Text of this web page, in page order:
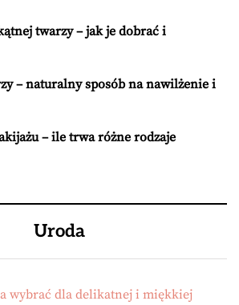
twarzy – jak je dobrać i
– naturalny sposób na nawilżenie i
– ile trwa różne rodzaje
Uroda
wybrać dla delikatnej i miękkiej